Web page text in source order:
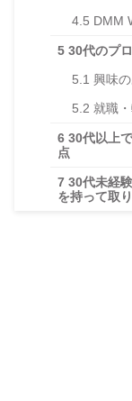
4.5 DMM
5 30代のプ
5.1 興味
5.2 就職
6 30代以上
点
7 30代未経
を持って取